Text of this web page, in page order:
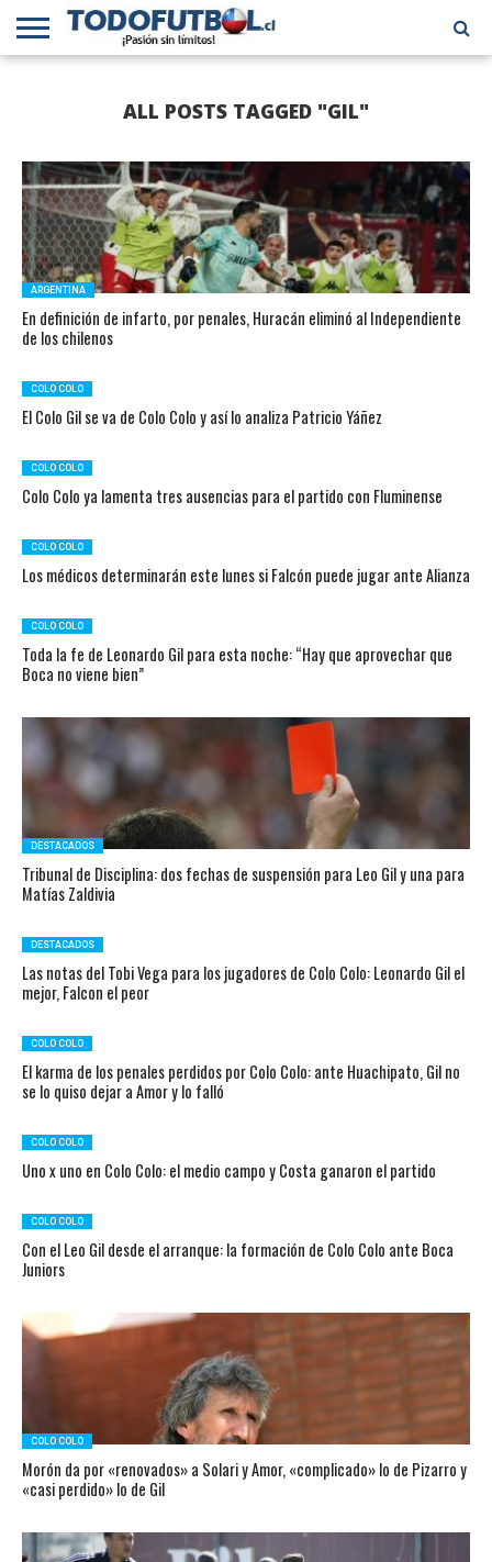
INTERNACIONALALL POSTS TAGGED "GIL"
ARGENTINA
En definición de infarto, por penales, Huracán eliminó al Independiente
de los chilenos
COLO COLO
El Colo Gil se va de Colo Colo y así lo analiza Patricio Yáñez
COLO COLO
Colo Colo ya lamenta tres ausencias para el partido con Fluminense
COLO COLO
Los médicos determinarán este lunes si Falcón puede jugar ante Alianza
COLO COLO
Toda la fe de Leonardo Gil para esta noche: “Hay que aprovechar que
Boca no viene bien”
DESTACADOS
Tribunal de Disciplina: dos fechas de suspensión para Leo Gil y una para
Matías Zaldivia
DESTACADOS
Las notas del Tobi Vega para los jugadores de Colo Colo: Leonardo Gil el
mejor, Falcon el peor
COLO COLO
El karma de los penales perdidos por Colo Colo: ante Huachipato, Gil no
se lo quiso dejar a Amor y lo falló
COLO COLO
Uno x uno en Colo Colo: el medio campo y Costa ganaron el partido
COLO COLO
Con el Leo Gil desde el arranque: la formación de Colo Colo ante Boca
Juniors
COLO COLO
Morón da por «renovados» a Solari y Amor, «complicado» lo de Pizarro y
«casi perdido» lo de Gil